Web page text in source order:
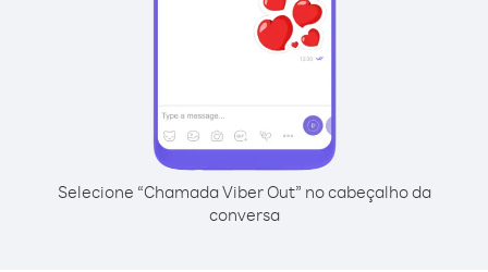
Selecione “Chamada Viber Out” no cabeçalho da
conversa